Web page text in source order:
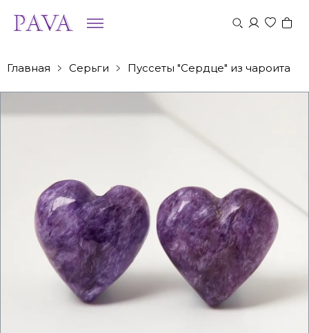
Главная Серьги Пуссеты "Сердце" из чароита